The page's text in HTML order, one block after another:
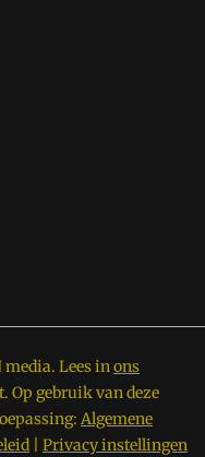
media. Lees inons
Op gebruik van deze
Algemene
Privacy instellingen